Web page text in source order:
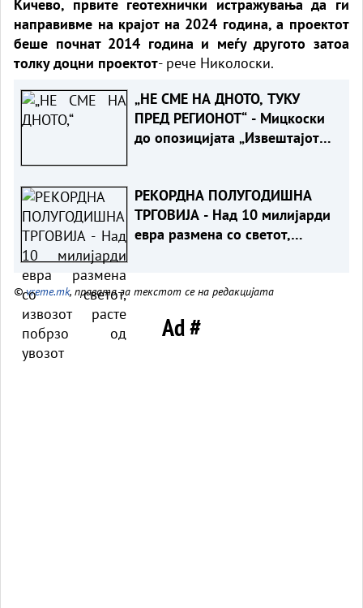
Кичево, првите геотехнички истражувања да ги
направивме на крајот на 2024 година, а проектот
беше почнат 2014 година и меѓу другото затоа
толку доцни проектот- рече Николоски.
„НЕ СМЕ НА ДНОТО, ТУКУ
ПРЕД РЕГИОНОТ“ - Мицкоски
до опозицијата „Извештајот
РЕКОРДНА ПОЛУГОДИШНА
ТРГОВИЈА - Над 10 милијарди
евра размена со светот,
©vreme.mk, правата за текстот се на редакцијата
Ad #